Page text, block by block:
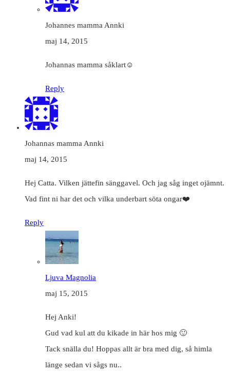
Johannes mamma Annki
maj 14, 2015
Johannas mamma såklart☺️
Reply
Johannas mamma Annki
maj 14, 2015
Hej Catta. Vilken jättefin sänggavel. Och jag såg inget ojämnt.
Vad fint ni har det och vilka underbart söta ongar❤️
Reply
Ljuva Magnolia
maj 15, 2015
Hej Anki!
Gud vad kul att du kikade in här hos mig 🙂
Tack snälla du! Hoppas allt är bra med dig, så himla
länge sedan vi sågs nu..